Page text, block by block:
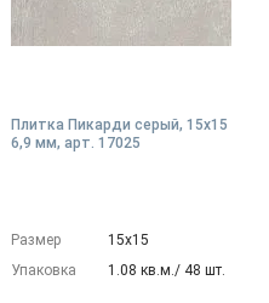
Плитка Пикарди серый, 15x15
6,9 мм, арт. 17025
Размер
15х15
Упаковка
1.08 кв.м./ 48 шт.